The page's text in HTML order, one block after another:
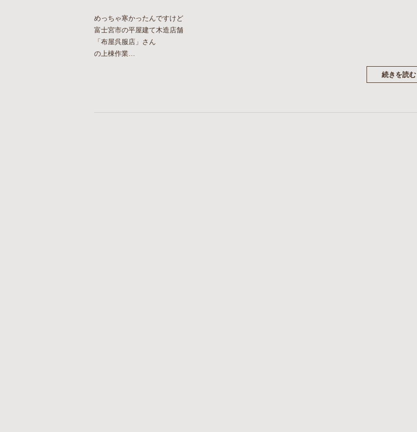
めっちゃ寒かったんですけど
富士宮市の平屋建て木造店舗
「布屋呉服店」さん
の上棟作業…
続きを読む